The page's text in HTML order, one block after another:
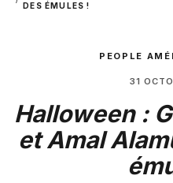
DES ÉMULES !
PEOPLE
31
Halloween :
et Amal